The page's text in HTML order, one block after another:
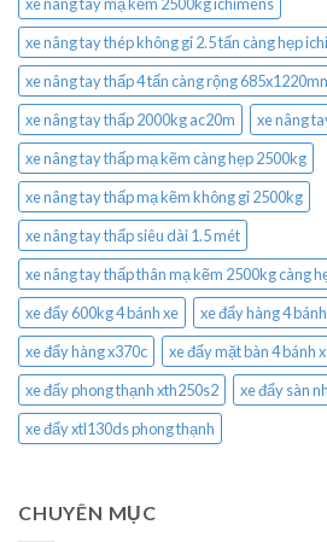
xe nâng tay thép không gỉ 2.5 tấn càng hẹp
xe nâng tay thấp 4 tấn càng rộng
xe nâng tay thấp 2000kg ac20m
xe nâng
xe nâng tay thấp mạ kẽm càng hẹp 2500kg
xe nâng tay thấp mạ kẽm không gỉ 2500kg
xe nâng tay thấp siêu dài 1.5 mét
xe nâng tay thấp thân mạ kẽm 2500kg càng
xe đẩy 600kg 4 bánh xe
xe đẩy hàng 4
xe đẩy hàng x370c
xe đẩy mặt bàn 4 bánh
xe đẩy phong thạnh xth250s2
xe đẩy sàn
xe đẩy xtl130ds phong thạnh
CHUYÊN MỤC